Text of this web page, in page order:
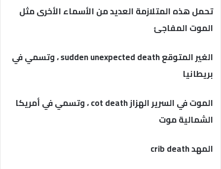
تحمل هذه المتلازمة العديد من الأسماء الأخرى مثل
الموت المفاجئ
الغير المتوقع sudden unexpected death ، وتسمي في
بريطانيا
الموت في السرير الهزاز cot death ، وتسمي في أمريكا
الشمالية موت
المهد crib death